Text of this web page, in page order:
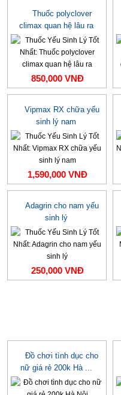
Thuốc polyclover
climax quan hệ lâu ra
850,000 VNĐ
Vipmax RX chữa yếu
sinh lý nam
1,590,000 VNĐ
Adagrin cho nam yếu
sinh lý
250,000 VNĐ
Đồ chơi tình dục cho
nữ giá rẻ 200k Hà ...